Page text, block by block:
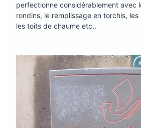
perfectionne considérablement avec
rondins, le remplissage en torchis, les
les toits de chaume etc..